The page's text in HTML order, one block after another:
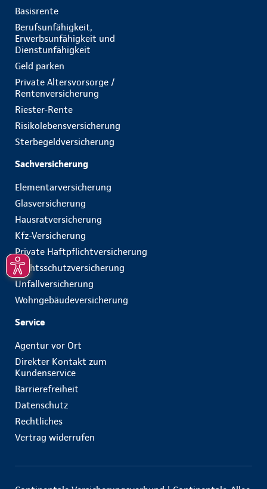
Basisrente
Berufsunfähigkeit,
Erwerbsunfähigkeit und
Dienstunfähigkeit
Geld parken
Private Altersvorsorge /
Rentenversicherung
Riester-Rente
Risikolebensversicherung
Sterbegeldversicherung
Sachversicherung
Elementarversicherung
Glasversicherung
Hausratversicherung
Kfz-Versicherung
Private Haftpflichtversicherung
Rechtsschutzversicherung
Unfallversicherung
Wohngebäudeversicherung
Service
Agentur vor Ort
Direkter Kontakt zum
Kundenservice
Barrierefreiheit
Datenschutz
Rechtliches
Vertrag widerrufen